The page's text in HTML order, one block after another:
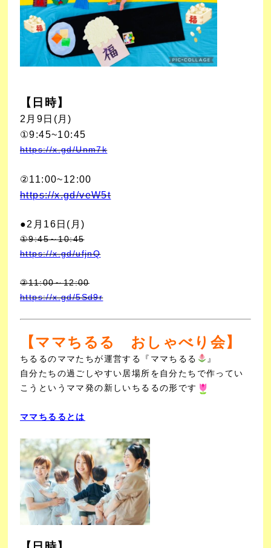
【日時】
2月9日(月)
①9:45~10:45
https://x.gd/Unm7k
②11:00~12:00
https://x.gd/veW5t
●2月16日 (月)
①9:45～10:45
https://x.gd/ufjnQ
②11:00～12:00
https://x.gd/5Sd9r
【ママちるる おしゃべり会】
ちるるのママたちが運営する『ママちるる 』
自分たちの過ごしやすい居場所を自分たちで作ってい
こうというママ発の新しいちるるの形です
ママちるるとは